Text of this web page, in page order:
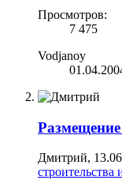
Просмотров:
7 475
Vodjanoy
Дмитрий,
строительства